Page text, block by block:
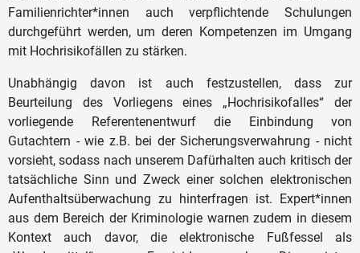
Familienrichter*innen auch verpflichtende Schulungen
durchgeführt werden, um deren Kompetenzen im Umgang
mit Hochrisikofällen zu stärken.
Unabhängig davon ist auch festzustellen, dass zur
Beurteilung des Vorliegens eines „Hochrisikofalles“ der
vorliegende Referentenentwurf die Einbindung von
Gutachtern - wie z.B. bei der Sicherungsverwahrung - nicht
vorsieht, sodass nach unserem Dafürhalten auch kritisch der
tatsächliche Sinn und Zweck einer solchen elektronischen
Aufenthaltsüberwachung zu hinterfragen ist. Expert*innen
aus dem Bereich der Kriminologie warnen zudem in diesem
Kontext auch davor, die elektronische Fußfessel als